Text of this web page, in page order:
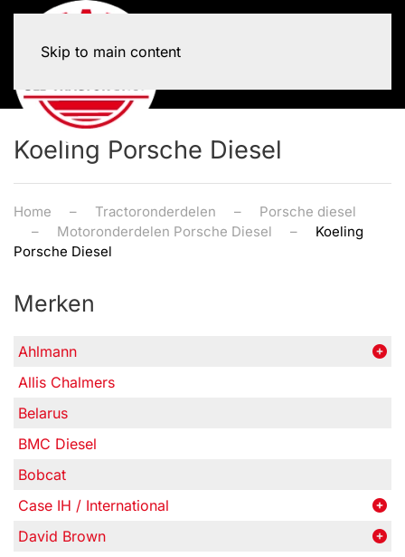
Skip to main content
Koeling Porsche Diesel
Home Tractoronderdelen
Porsche diesel
Motoronderdelen Porsche Diesel
Koeling
Porsche Diesel
Merken
Ahlmann
Allis Chalmers
Belarus
BMC Diesel
Bobcat
Case IH / International
David Brown